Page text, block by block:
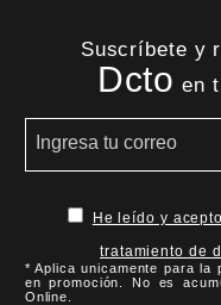
Suscríbete y
Dcto en
He leído y
tratamiento de
* Aplica unicamente para la
en promoción. No es
Online.